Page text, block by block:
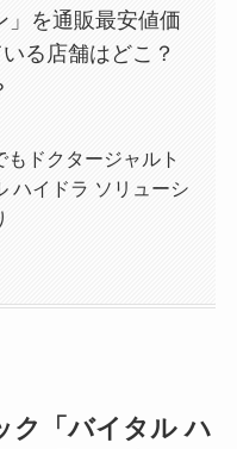
」を通販最安値価
る店舗はどこ？
ドクタージャルト
ハイドラ ソリューシ
ク「バイタル ハ